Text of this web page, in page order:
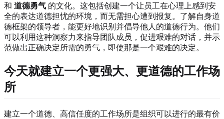
和 道德勇气 的文化。这包括创建一个让员工在心理上感到安
全的表达道德担忧的环境，而无需担心遭到报复。了解自身道
德框架的领导者，能更好地识别并倡导他人的道德行为。他们
可以利用这种洞察力来指导团队成员，促进艰难的对话，并示
范做出正确决定所需的勇气，即使那是一个艰难的决定。
今天就建立一个更强大、更道德的工作场
所
建立一个道德、高信任度的工作场所是组织可以进行的最有价